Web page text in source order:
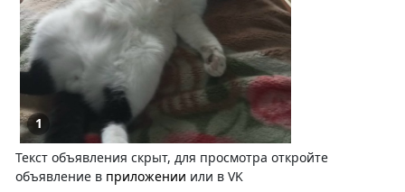
1
Текст объявления скрыт, для просмотра откройте
объявление в приложении или в VK